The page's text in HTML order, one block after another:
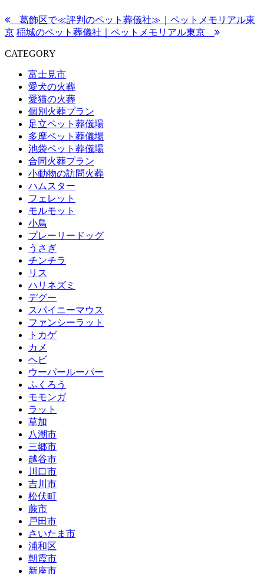
葛飾区で≪評判のペット葬儀社≫｜ペットメモリアル東
京 稲城のペット葬儀社｜ペットメモリアル東京
CATEGORY
富士見市
愛犬の火葬
愛猫の火葬
個別火葬プラン
足立ペット葬儀場
多摩ペット葬儀場
池袋ペット葬儀場
合同火葬プラン
小動物の訪問火葬
ハムスター
フェレット
モルモット
小鳥
プレーリードッグ
うさぎ
チンチラ
リス
ハリネズミ
デグー
スパイニーマウス
ファンシーラット
トカゲ
カメ
ヘビ
ウーパールーパー
ふくろう
モモンガ
ラット
草加
八潮市
三郷市
越谷市
川口市
吉川市
松伏町
蕨市
戸田市
さいたま市
浦和区
朝霞市
新座市